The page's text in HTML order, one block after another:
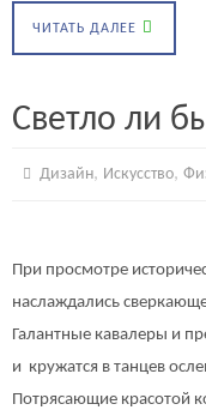
ЧИТАТЬ ДАЛЕЕ
Светло ли
Дизайн, Искусство,
При просмотре
наслаждались
Галантные кавалеры и
и кружатся в танцев
Потрясающие красотой